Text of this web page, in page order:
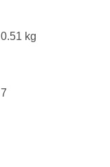
0.51 kg
7